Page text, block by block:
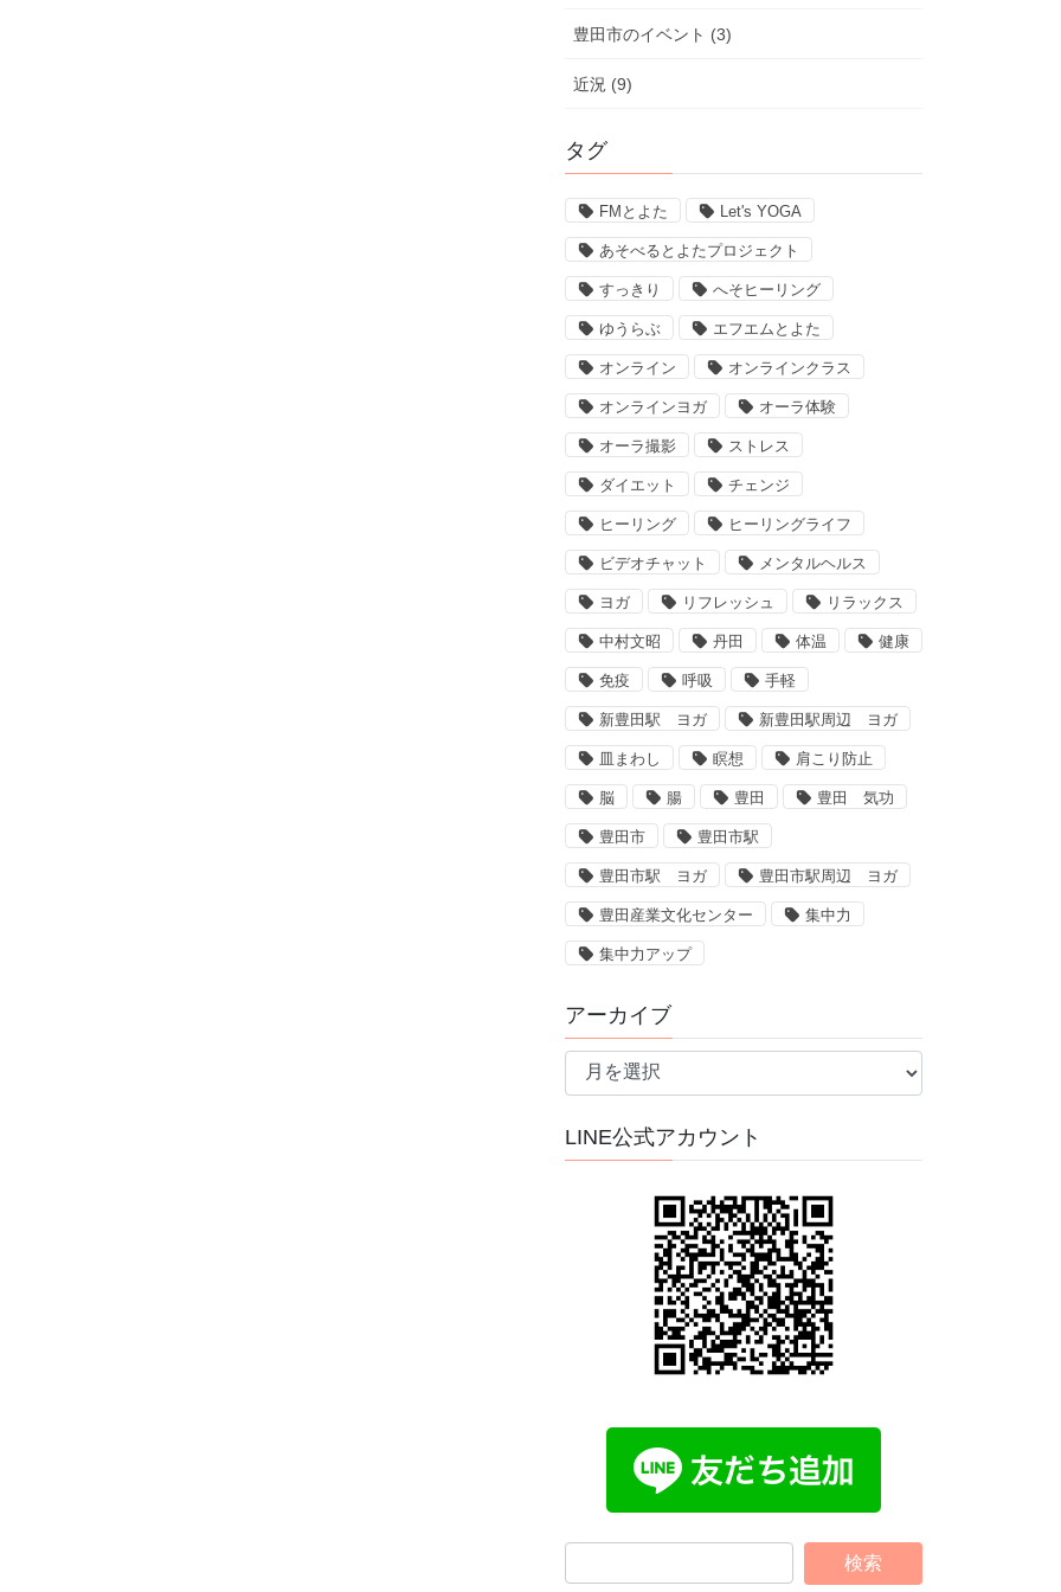
豊田市のイベント (3)
近況 (9)
タグ
FMとよた Let's YOGA
あそべるとよたプロジェクト
すっきり へそヒーリング
ゆうらぶ エフエムとよた
オンライン オンラインクラス
オンラインヨガ オーラ体験
オーラ撮影 ストレス
ダイエット チェンジ
ヒーリング ヒーリングライフ
ビデオチャット メンタルヘルス
ヨガ リフレッシュ リラックス
中村文昭 丹田 体温 健康
免疫 呼吸 手軽
新豊田駅 ヨガ 新豊田駅周辺 ヨガ
皿まわし 瞑想 肩こり防止
脳 腸 豊田 豊田 気功
豊田市 豊田市駅
豊田市駅 ヨガ 豊田市駅周辺 ヨガ
豊田産業文化センター 集中力
集中力アップ
アーカイブ
ア
イ
ブ
LINE公式アカウント